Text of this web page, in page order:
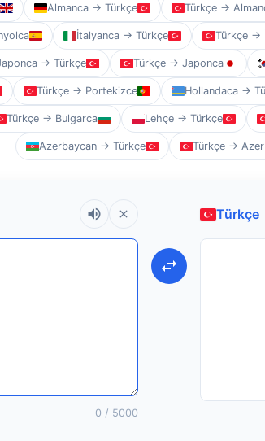
Almanca → Türkçe Türkçe →
İtalyanca → Türkçe Türkçe →
→ Türkçe Türkçe → Japonca
Türkçe → Portekizce Hollandaca →
Türkçe → Bulgarca Lehçe → Türkçe
Azerbaycan → Türkçe Türkçe →
0 / 5000
Türkçe